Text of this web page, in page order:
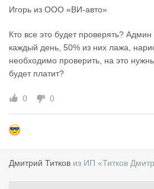
Игорь из ООО «ВИ-авто»
Кто все это будет проверять?
каждый день, 50% из них лажа,
необходимо проверить, на это
будет платит?
0 0
Дмитрий Титков из ИП «Титков